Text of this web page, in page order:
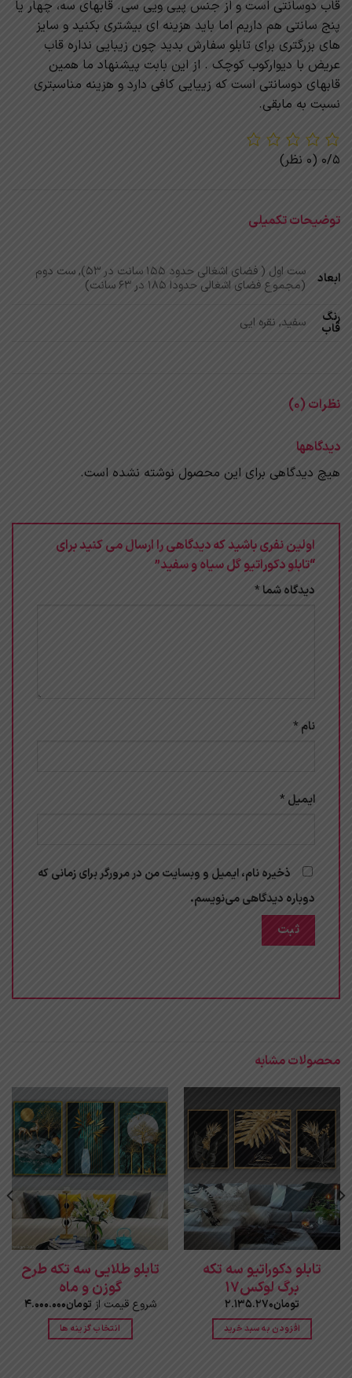
قاب دوسانتی است و از جنس پیی ویی سی. قابهای سه، چهار یا
پنج سانتی هم داریم اما باید هزینه ای بیشتری بکنید و سایز
های بزرگتری برای تابلو سفارش بدید چون زیبایی نداره قاب
عریض با دیوارکوب کوچک . از این بابت پیشنهاد ما همین
قابهای دوسانتی است که زییایی کافی دارد و هزینه مناسبتری
نسبت به مابقی.
0/5 (0 نظر)
توضیحات تکمیلی
ابعاد
ست اول ( فضای اشغالی حدود 155 سانت در 53), ست دوم
(مجموع فضای اشغالی حدودا 185 در 63 سانت)
رنگ
قاب سفید, نقره ایی
نظرات (0)
دیدگاهها
هیچ دیدگاهی برای این محصول نوشته نشده است.
اولین نفری باشید که دیدگاهی را ارسال می کنید برای
“تابلو دکوراتیو گل سیاه و سفید”
دیدگاه شما*
نام*
ایمیل *
ذخیره نام، ایمیل و وبسایت من در مرورگر برای زمانی که
دوباره دیدگاهی می‌نویسم.
محصولات مشابه
تابلو دکوراتیو سه تکه
برگ لوکس17
تومان2.135.270
افزودن به سبد خرید
تابلو طلایی سه تکه طرح
گوزن و ماه
شروع قیمت از تومان4.000.000
انتخاب گزینه ها